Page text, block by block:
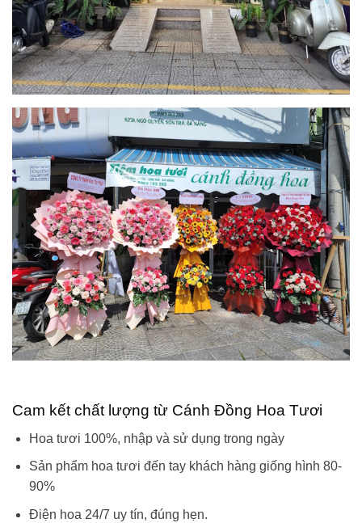
Cam kết chất lượng từ Cánh Đồng Hoa Tươi
Hoa tươi 100%, nhập và sử dụng trong ngày
Sản phẩm hoa tươi đến tay khách hàng giống hình 80-
90%
Điện hoa 24/7 uy tín, đúng hẹn.